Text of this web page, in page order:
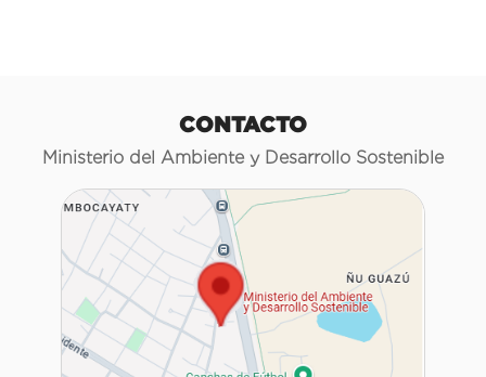
CONTACTO
Ministerio del Ambiente y Desarrollo Sostenible